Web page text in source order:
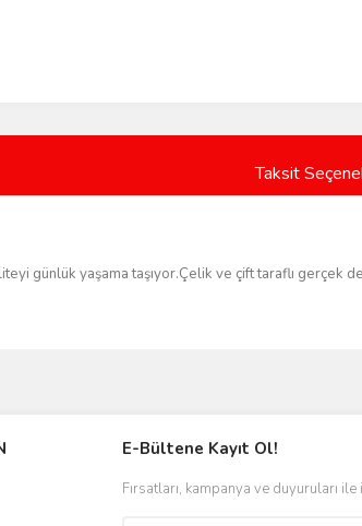
Taksit
günlük yaşama taşıyor.Çelik ve çift taraflı
E-Bültene Kayıt Ol!
Fırsatları, kampanya ve duyuruları